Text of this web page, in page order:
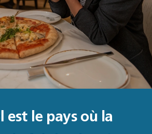
est le pays où la